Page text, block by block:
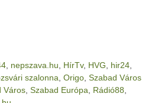
nepszava.hu HírTv, HVG hir24
szalonna Origo Szabad Város
Város Szabad Európa Rádió88